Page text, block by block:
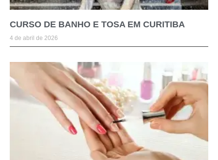
CURSO DE BANHO E TOSA EM CURITIBA
4 de abril de 2026